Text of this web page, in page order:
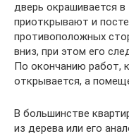
дверь окрашивается
приоткрывают и
противоположных
вниз, при этом его
По окончанию работ,
открывается, а
В большинстве
из дерева или его